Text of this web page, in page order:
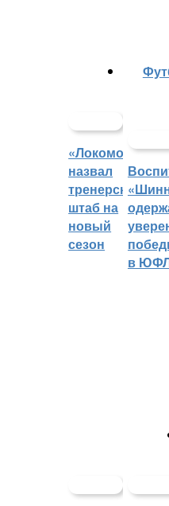
«Локомотив»
назвал
тренерский
штаб на
новый
сезон
в